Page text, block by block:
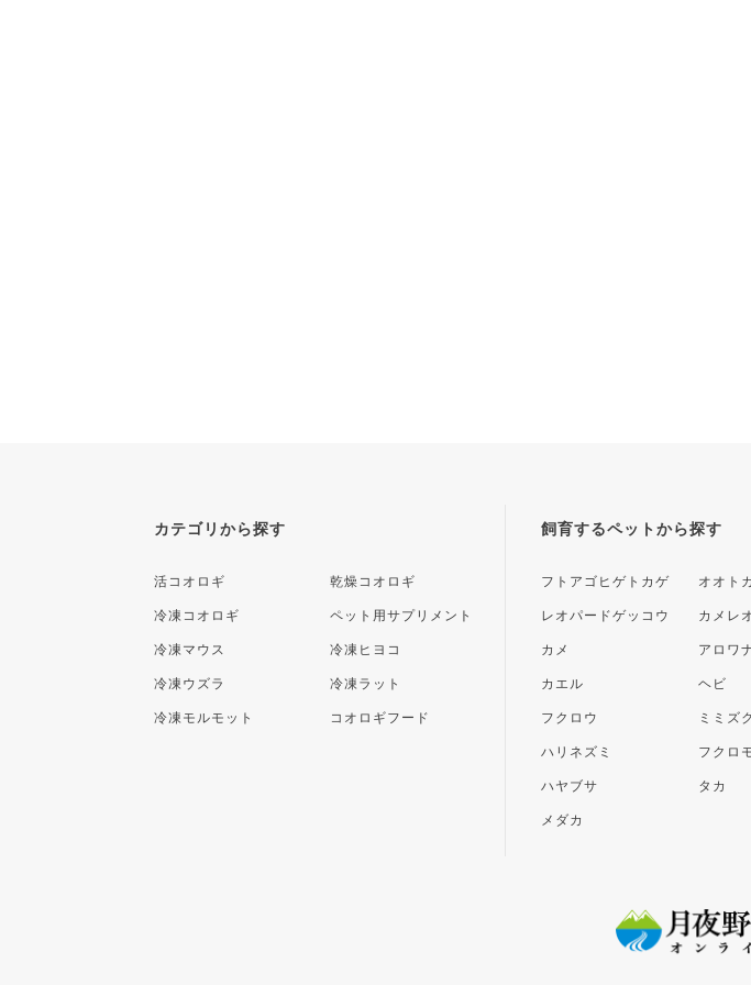
カテゴリから探す
活コオロギ 乾燥コオロギ
冷凍コオロギ ペット用サプリメント
冷凍マウス 冷凍ヒヨコ
冷凍ウズラ 冷凍ラット
冷凍モルモット コオロギフード
飼育するペットから探す
フトアゴヒゲトカゲ オオト
レオパードゲッコウ カメレ
カメ アロワ
カエル ヘビ
フクロウ ミミズク
ハリネズミ フクロ
ハヤブサ タカ
メダカ